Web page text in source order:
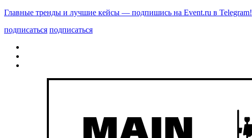
Главные тренды и лучшие кейсы — подпишись на Event.ru в Telegram!
подписаться подписаться